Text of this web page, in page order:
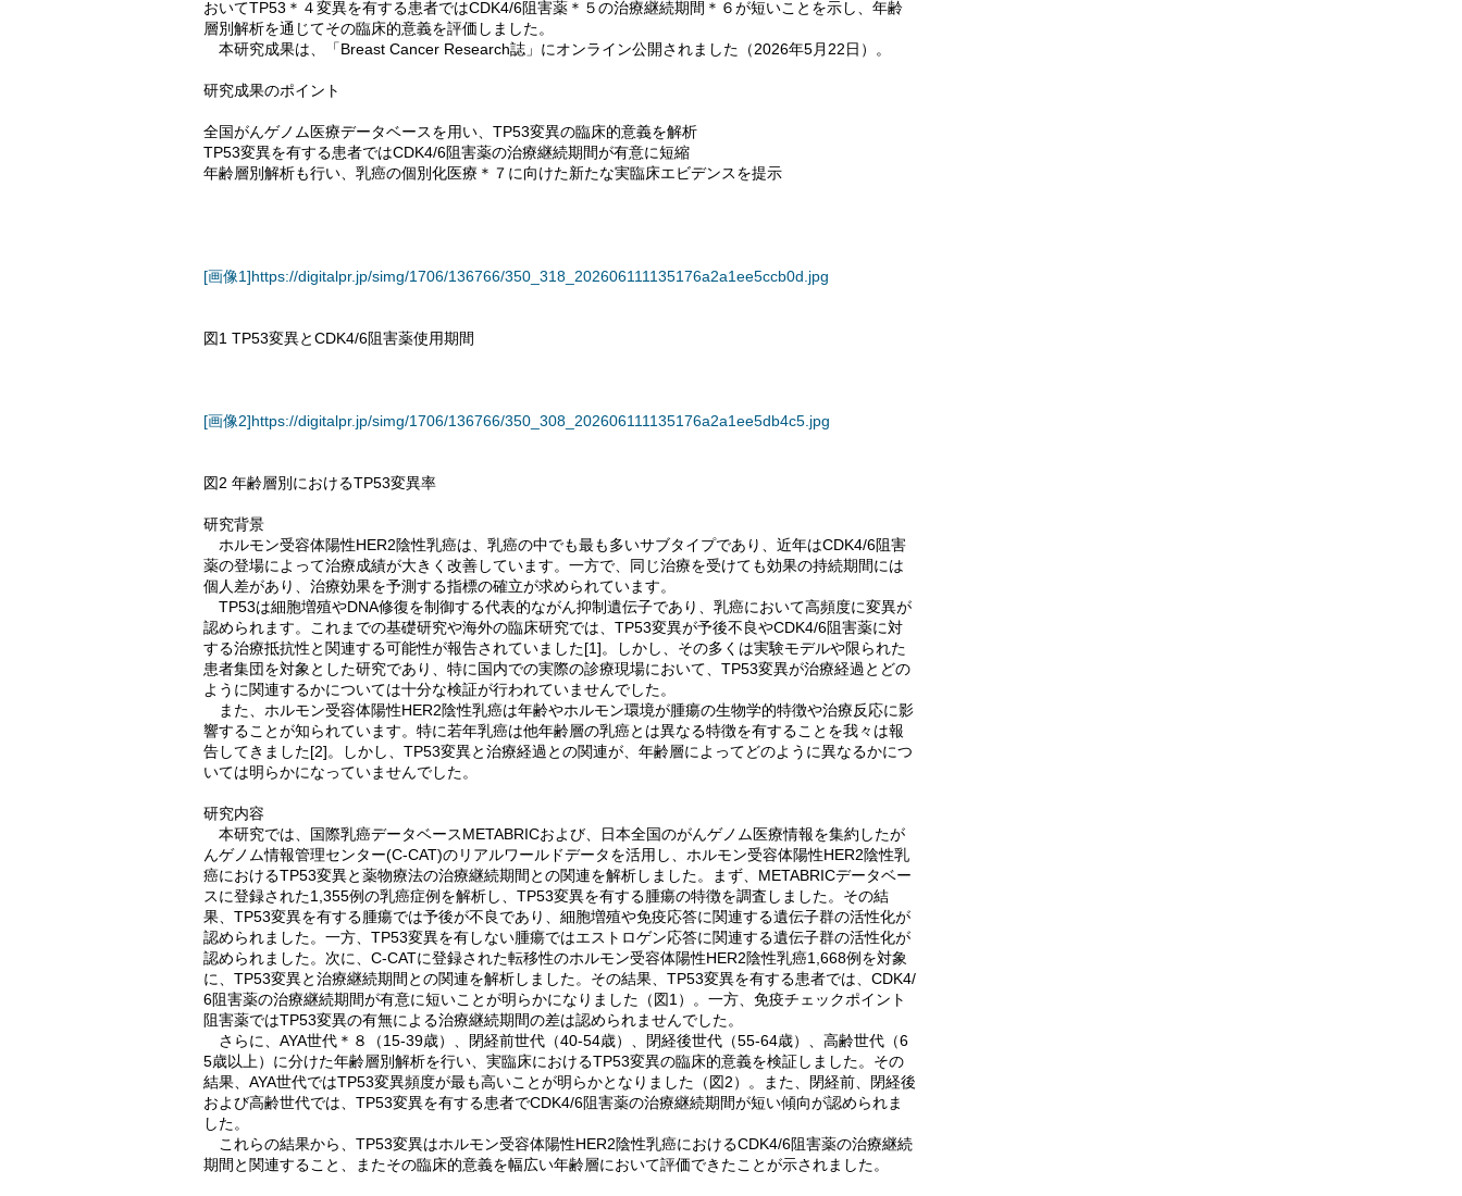
おいてTP53＊４変異を有する患者ではCDK4/6阻害薬＊５の治療継続期間＊６が短いことを示し、年齢
層別解析を通じてその臨床的意義を評価しました。
本研究成果は、「Breast Cancer Research誌」にオンライン公開されました（2026年5月22日）。
研究成果のポイント
全国がんゲノム医療データベースを用い、TP53変異の臨床的意義を解析
TP53変異を有する患者ではCDK4/6阻害薬の治療継続期間が有意に短縮
年齢層別解析も行い、乳癌の個別化医療＊７に向けた新たな実臨床エビデンスを提示
[画像1]https://digitalpr.jp/simg/1706/136766/350_318_202606111135176a2a1ee5ccb0d.jpg
図1 TP53変異とCDK4/6阻害薬使用期間
[画像2]https://digitalpr.jp/simg/1706/136766/350_308_202606111135176a2a1ee5db4c5.jpg
図2 年齢層別におけるTP53変異率
研究背景
ホルモン受容体陽性HER2陰性乳癌は、乳癌の中でも最も多いサブタイプであり、近年はCDK4/6阻害
薬の登場によって治療成績が大きく改善しています。一方で、同じ治療を受けても効果の持続期間には
個人差があり、治療効果を予測する指標の確立が求められています。
TP53は細胞増殖やDNA修復を制御する代表的ながん抑制遺伝子であり、乳癌において高頻度に変異が
認められます。これまでの基礎研究や海外の臨床研究では、TP53変異が予後不良やCDK4/6阻害薬に対
する治療抵抗性と関連する可能性が報告されていました[1]。しかし、その多くは実験モデルや限られた
患者集団を対象とした研究であり、特に国内での実際の診療現場において、TP53変異が治療経過とどの
ように関連するかについては十分な検証が行われていませんでした。
また、ホルモン受容体陽性HER2陰性乳癌は年齢やホルモン環境が腫瘍の生物学的特徴や治療反応に影
響することが知られています。特に若年乳癌は他年齢層の乳癌とは異なる特徴を有することを我々は報
告してきました[2]。しかし、TP53変異と治療経過との関連が、年齢層によってどのように異なるかにつ
いては明らかになっていませんでした。
研究内容
本研究では、国際乳癌データベースMETABRICおよび、日本全国のがんゲノム医療情報を集約したが
んゲノム情報管理センター(C-CAT)のリアルワールドデータを活用し、ホルモン受容体陽性HER2陰性乳
癌におけるTP53変異と薬物療法の治療継続期間との関連を解析しました。まず、METABRICデータベー
スに登録された1,355例の乳癌症例を解析し、TP53変異を有する腫瘍の特徴を調査しました。その結
果、TP53変異を有する腫瘍では予後が不良であり、細胞増殖や免疫応答に関連する遺伝子群の活性化が
認められました。一方、TP53変異を有しない腫瘍ではエストロゲン応答に関連する遺伝子群の活性化が
認められました。次に、C-CATに登録された転移性のホルモン受容体陽性HER2陰性乳癌1,668例を対象
に、TP53変異と治療継続期間との関連を解析しました。その結果、TP53変異を有する患者では、CDK4/
6阻害薬の治療継続期間が有意に短いことが明らかになりました（図1）。一方、免疫チェックポイント
阻害薬ではTP53変異の有無による治療継続期間の差は認められませんでした。
さらに、AYA世代＊８（15-39歳）、閉経前世代（40-54歳）、閉経後世代（55-64歳）、高齢世代（6
5歳以上）に分けた年齢層別解析を行い、実臨床におけるTP53変異の臨床的意義を検証しました。その
結果、AYA世代ではTP53変異頻度が最も高いことが明らかとなりました（図2）。また、閉経前、閉経後
および高齢世代では、TP53変異を有する患者でCDK4/6阻害薬の治療継続期間が短い傾向が認められま
した。
これらの結果から、TP53変異はホルモン受容体陽性HER2陰性乳癌におけるCDK4/6阻害薬の治療継続
期間と関連すること、またその臨床的意義を幅広い年齢層において評価できたことが示されました。